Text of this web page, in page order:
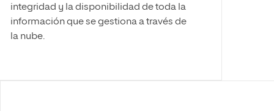
integridad y la disponibilidad de toda la
información que se gestiona a través de
la nube.